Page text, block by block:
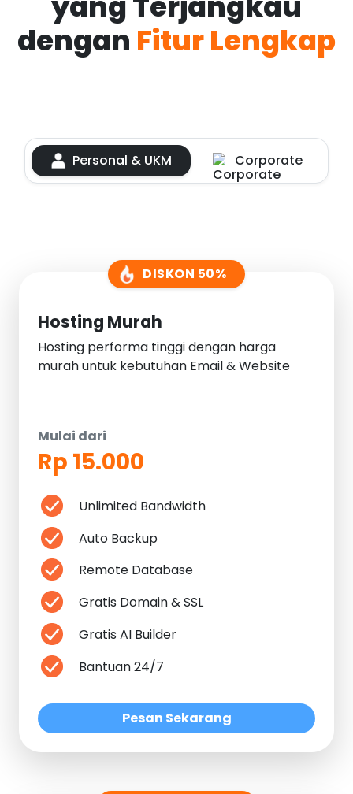
dengan Fitur Lengkap
Personal & UKM Corporate
DISKON 50%
Hosting Murah
Hosting performa tinggi dengan harga
murah untuk kebutuhan Email & Website
Mulai dari
Rp 15.000
Unlimited Bandwidth
Auto Backup
Remote Database
Gratis Domain & SSL
Gratis AI Builder
Bantuan 24/7
Pesan Sekarang